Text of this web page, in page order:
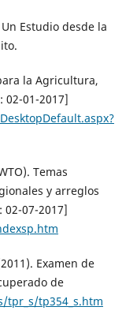
Estudio desde la
la Agricultura,
02-01-2017]
Temas
y arreglos
07-2017]
Examen de
de
tp354_s.htm